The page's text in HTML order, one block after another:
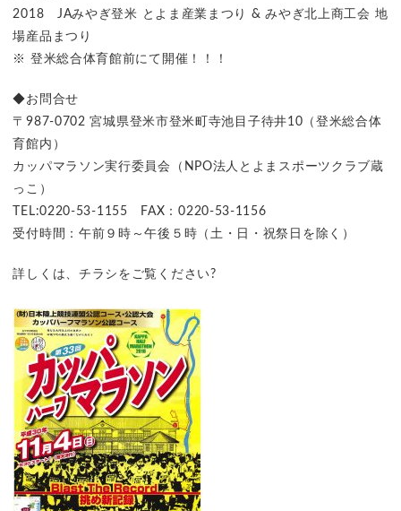
2018 JAみやぎ登米 とよま産業まつり & みやぎ北上商工会 地
場産品まつり
※ 登米総合体育館前にて開催！！！
◆お問合せ
〒987-0702 宮城県登米市登米町寺池目子待井10（登米総合体
育館内）
カッパマラソン実行委員会（NPO法人とよまスポーツクラブ蔵
っこ）
TEL:0220-53-1155 FAX：0220-53-1156
受付時間：午前９時～午後５時（土・日・祝祭日を除く）
詳しくは、チラシをご覧ください?